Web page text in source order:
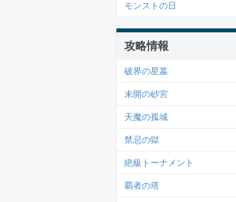
モンストの日
攻略情報
破界の星墓
未開の砂宮
天魔の孤城
禁忌の獄
絶級トーナメント
覇者の塔